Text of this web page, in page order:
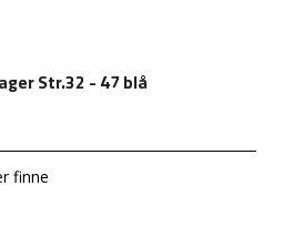
Str.32 - 47 blå
finne